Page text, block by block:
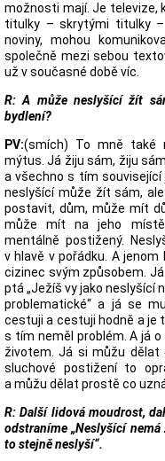
možnosti mají. Je televize,
titulky – skrytými titulky
noviny, mohou
společně mezi sebou
už v současné době víc.
R: A může neslyšící žít
bydlení?
PV:(smích) To mně také
mýtus. Já žiju sám, žiju
a všechno s tím
neslyšící může žít sám,
postavit, dům, může mít
může mít na jeho místě
mentálně postižený.
v hlavě v pořádku. A
cizinec svým způsobem.
ptá „Ježíš vy jako neslyšící
problematické“ a já se
cestuji a cestuji hodně a je
s tím neměl problém. A já
životem. Já si můžu dělat
sluchové postižení to
a můžu dělat prostě co
R: Další lidová moudrost,
odstraníme „Neslyšící
to stejně neslyší“.